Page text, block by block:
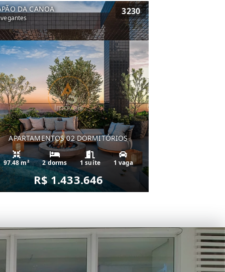
DA CANOA 3230
APARTAMENTOS 02 DORMITÓRIOS
97.48 m² 2 dorms 1 suíte 1 vaga
R$ 1.433.646